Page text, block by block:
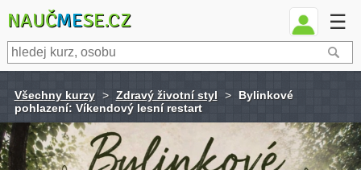
NAUČMESE.CZ ☰
Všechny kurzy > Zdravý životní styl >
Bylinkové
pohlazení: Víkendový lesní restart